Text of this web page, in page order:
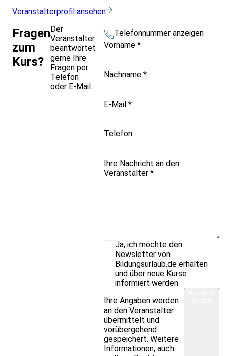
zu nehmen
Stärke zu wachsen
die direkte Verbindung zwischen Resilienz und
körperlichem und seelischem Wohlbefinden zu erkennen
und darauf Einfluss zu nehmen
An unseren verschiedenen Standorten finden sich ideale
Bedingungen für einen entspannten Rückzug aus dem
stressigen Alltag mit schönen Wanderstrecken, auf
denen Resilienz sehr gut trainiert werden kann.
Veranstalterprofil ansehen
Fragen
zum
Kurs?
Der
Veranstalter
beantwortet
gerne Ihre
Fragen per
Telefon
oder E-Mail.
Telefonnummer anzeigen
Vorname *
Nachname *
E-Mail *
Telefon
Ihre Nachricht an den
Veranstalter *
Ja, ich möchte den
Newsletter von
Bildungsurlaub.de erhalten
und über neue Kurse
informiert werden.
Ihre Angaben werden
an den Veranstalter
übermittelt und
vorübergehend
gespeichert. Weitere
Informationen, auch